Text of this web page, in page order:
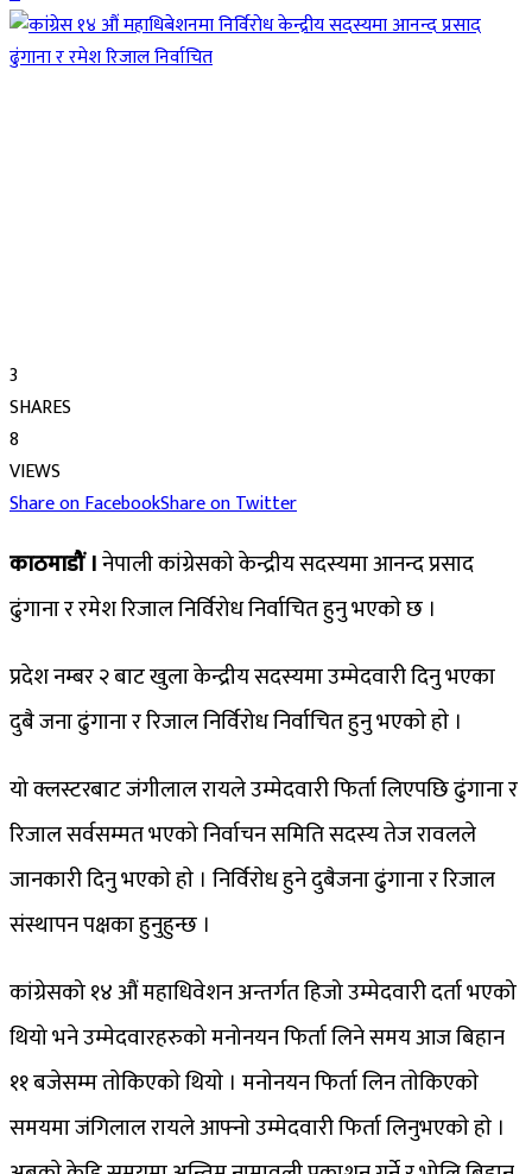
3
SHARES
8
VIEWS
Share on FacebookShare on Twitter
काठमाडौं ।नेपाली कांग्रेसको केन्द्रीय सदस्यमा आनन्द प्रसाद
ढुंगाना र रमेश रिजाल निर्विरोध निर्वाचित हुनु भएकाे छ ।
प्रदेश नम्बर २ बाट खुला केन्द्रीय सदस्यमा उम्मेदवारी दिनु भएका
दुबै जना ढुंगाना र रिजाल निर्विरोध निर्वाचित हुनु भएकाे हाे ।
यो क्लस्टरबाट जंगीलाल रायले उम्मेदवारी फिर्ता लिएपछि ढुंगाना र
रिजाल सर्वसम्मत भएको निर्वाचन समिति सदस्य तेज रावलले
जानकारी दिनु भएकाे हाे । निर्विराेध हुने दुबैजना ढुंगाना र रिजाल
संस्थापन पक्षका हुनुहुन्छ ।
कांग्रेसको १४ औं महाधिवेशन अन्तर्गत हिजो उम्मेदवारी दर्ता भएको
थियो भने उम्मेदवारहरुको मनोनयन फिर्ता लिने समय आज बिहान
११ बजेसम्म ताेकिएकाे थियाे । मनाेनयन फिर्ता लिन ताेकिएकाे
समयमा जंगिलाल रायले आफ्नाे उम्मेदवारी फिर्ता लिनुभएकाे हाे ।